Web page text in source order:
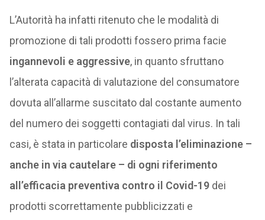
L’Autorità ha infatti ritenuto che le modalità di
promozione di tali prodotti fossero prima facie
ingannevoli e aggressive, in quanto sfruttano
l’alterata capacità di valutazione del consumatore
dovuta all’allarme suscitato dal costante aumento
del numero dei soggetti contagiati dal virus. In tali
casi, è stata in particolare disposta l’eliminazione –
anche in via cautelare – di ogni riferimento
all’efficacia preventiva contro il Covid-19dei
prodotti scorrettamente pubblicizzati e